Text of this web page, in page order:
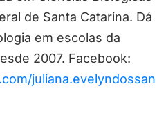
de Santa Catarina. Dá
em escolas da
2007. Facebook:
juliana.evelyndossan